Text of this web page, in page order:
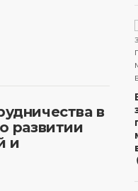
в
развитии
и